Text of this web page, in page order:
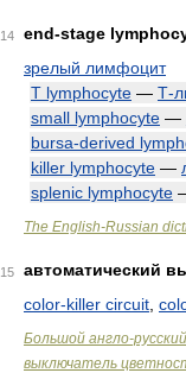
14
end-stage
зрелый лимфоцит
T lymphocyte — Т-
small lymphocyte —
bursa-derived
killer lymphocyte —
splenic lymphocyte
The English-Russian
15
автоматический
color-killer circuit
Большой англо-
выключатель